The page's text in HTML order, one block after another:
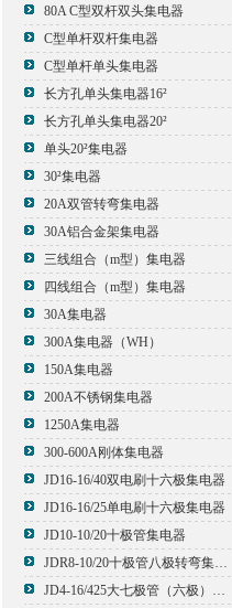
80A C型双杆双头集电器
C型单杆双杆集电器
C型单杆单头集电器
长方孔单头集电器16²
长方孔单头集电器20²
单头20²集电器
30²集电器
20A双管转弯集电器
30A铝合金架集电器
三线组合（m型）集电器
四线组合（m型）集电器
30A集电器
300A集电器（WH）
150A集电器
200A不锈钢集电器
1250A集电器
300-600A刚体集电器
JD16-16/40双电刷十六极集电器
JD16-16/25单电刷十六极集电器
JD10-10/20十极管集电器
JDR8-10/20十极管八极转弯集电器
JD4-16/425大七极管（六极）集电器